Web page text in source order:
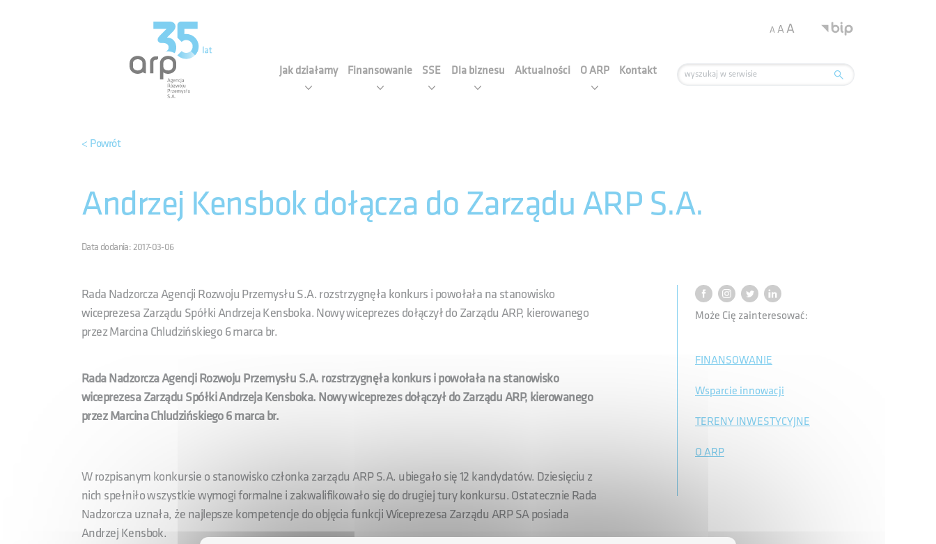
Jak działamy Finansowanie SSE Dla biznesu Aktualności O ARP Kontakt
AAA
< Powrót
Andrzej Kensbok dołącza do Zarządu ARP S.A.
Data dodania: 2017-03-06
Rada Nadzorcza Agencji Rozwoju Przemysłu S.A. rozstrzygnęła konkurs i powołała na stanowisko
wiceprezesa Zarządu Spółki Andrzeja Kensboka. Nowy wiceprezes dołączył do Zarządu ARP, kierowanego
przez Marcina Chludzińskiego 6 marca br.
Rada Nadzorcza Agencji Rozwoju Przemysłu S.A. rozstrzygnęła konkurs i powołała na stanowisko
wiceprezesa Zarządu Spółki Andrzeja Kensboka. Nowy wiceprezes dołączył do Zarządu ARP, kierowanego
przez Marcina Chludzińskiego 6 marca br.
W rozpisanym konkursie o stanowisko członka zarządu ARP S.A. ubiegało się 12 kandydatów. Dziesięciu z
nich spełniło wszystkie wymogi formalne i zakwalifikowało się do drugiej tury konkursu. Ostatecznie Rada
Nadzorcza uznała, że najlepsze kompetencje do objęcia funkcji Wiceprezesa Zarządu ARP SA posiada
Andrzej Kensbok.
Może Cię zainteresować:
FINANSOWANIE
Wsparcie innowacji
TERENY INWESTYCYJNE
O ARP